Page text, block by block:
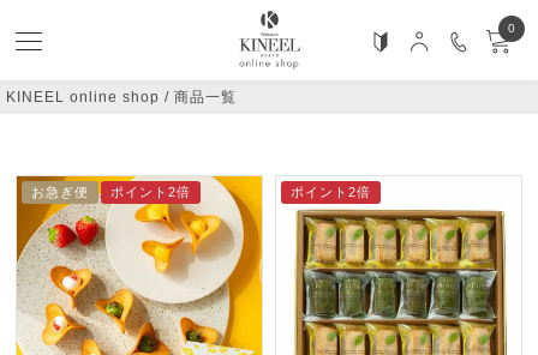
0
KINEEL online shop 商品一覧
お急ぎ便 ポイント2倍 ポイント2倍